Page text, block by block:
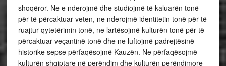
shoqëror. Ne e nderojmë dhe studiojmë të kaluarën tonë
për të përcaktuar veten, ne nderojmë identitetin tonë për të
ruajtur qytetërimin tonë, ne lartësojmë kulturën tonë për të
përcaktuar veçantinë tonë dhe ne luftojmë padrejtësinë
historike sepse përfaqësojmë Kauzën. Ne përfaqësojmë
kulturën shqiptare në perëndim dhe kulturën perëndimore